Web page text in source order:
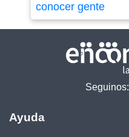
conocer gente
Seguinos:
Ayuda